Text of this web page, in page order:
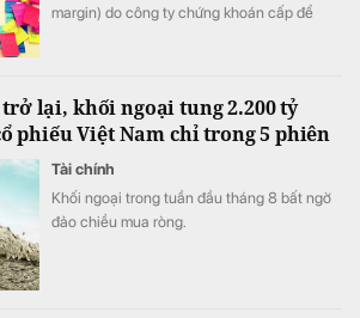
margin) do công ty chứng khoán cấp để
lại, khối ngoại tung 2.200 tỷ
phiếu Việt Nam chỉ trong 5 phiên
Tài chính
Khối ngoại trong tuần đầu tháng 8 bất ngờ
đảo chiều mua ròng.